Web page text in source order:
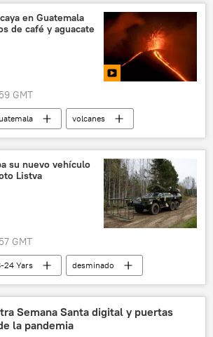
Jeanine Áñez
vacuna rusa Sputnik V en Bolivia
en Guatemala
de café y aguacate
GMT
volcanes
su nuevo vehículo
Listva
GMT
24 Yars
desminado
de conflicto
Semana Santa digital y puertas
la pandemia